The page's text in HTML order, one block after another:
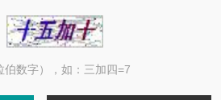
数字），如：三加四=7